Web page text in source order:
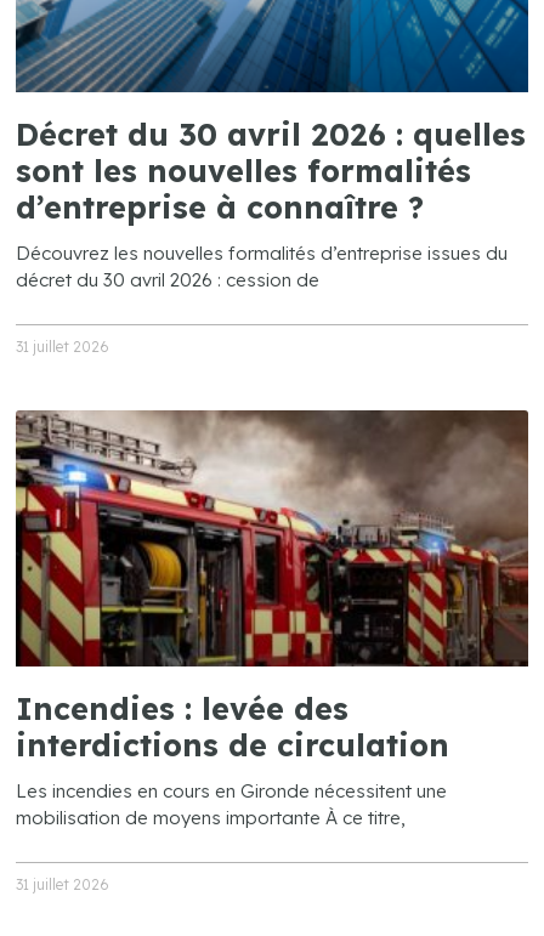
Décret du 30 avril 2026 : quelles
sont les nouvelles formalités
d’entreprise à connaître ?
Découvrez les nouvelles formalités d’entreprise issues du
décret du 30 avril 2026 : cession de
31 juillet 2026
Incendies : levée des
interdictions de circulation
Les incendies en cours en Gironde nécessitent une
mobilisation de moyens importante À ce titre,
31 juillet 2026